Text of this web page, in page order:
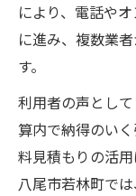
八尾市
近距離
ント
引越し
により、電話や
に進み、複数業
す。
利用者の声とし
算内で納得のい
料見積もりの活
八尾市若林町で